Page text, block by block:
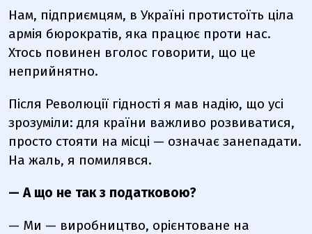
Нам, підприємцям, в Україні протистоїть ціла
армія бюрократів, яка працює проти нас.
Хтось повинен вголос говорити, що це
неприйнятно.
Після Революції гідності я мав надію, що усі
зрозуміли: для країни важливо розвиватися,
просто стояти на місці — означає занепадати.
На жаль, я помилявся.
— А що не так з податковою?
— Ми — виробництво, орієнтоване на